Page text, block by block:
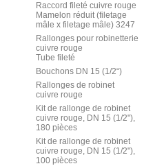
Raccord fileté cuivre rouge
Mamelon réduit (filetage
mâle x filetage mâle) 3247
Rallonges pour robinetterie
cuivre rouge
Tube fileté
Bouchons DN 15 (1/2“)
Rallonges de robinet
cuivre rouge
Kit de rallonge de robinet
cuivre rouge, DN 15 (1/2"),
180 pièces
Kit de rallonge de robinet
cuivre rouge, DN 15 (1/2"),
100 pièces